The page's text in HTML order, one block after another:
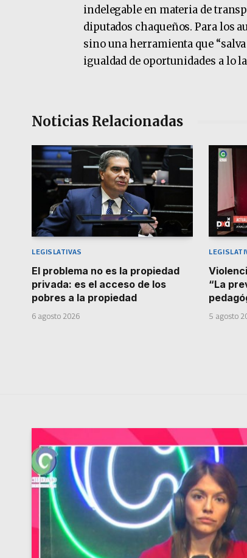
indelegable en materia de
diputados chaqueños. Para los
sino una herramienta que
igualdad de oportunidades a lo
Noticias Relacionadas
LEGISLATIVAS
El problema no es la propiedad
privada: es el acceso de los
pobres a la propiedad
6 agosto 2026
“La
5 agosto